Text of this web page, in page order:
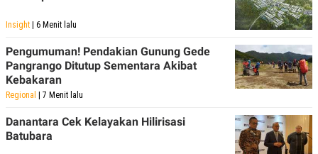
T
A
A
E
K
O
T
A
L
I
S
U
Insight | 6 Menit lalu
Pengumuman! Pendakian Gunung Gede
Pangrango Ditutup Sementara Akibat
Kebakaran
Regional | 7 Menit lalu
Danantara Cek Kelayakan Hilirisasi
Batubara